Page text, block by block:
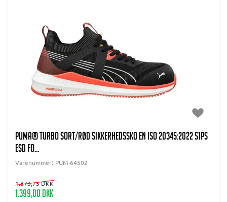
PUMA® Turbo Sort/rød Sikkerhedssko EN ISO 20345:2022 S1PS
ESD FO...
Varenummer: PUM-64502
1.873,75 DKK
1.399,00 DKK